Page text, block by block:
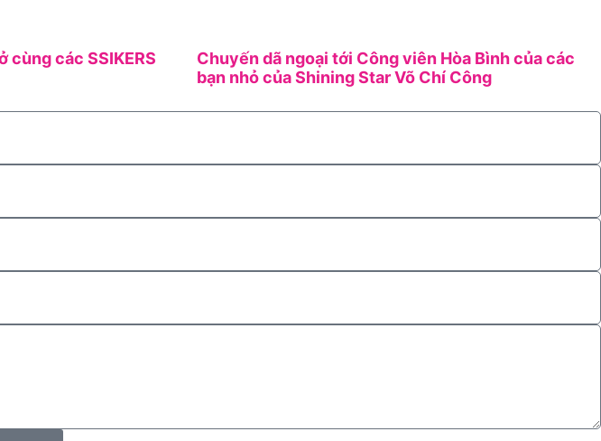
cùng các SSIKERS
Chuyến dã ngoại tới Công viên Hòa Bình của các
bạn nhỏ của Shining Star Võ Chí Công